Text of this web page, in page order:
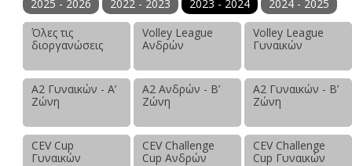
2025 - 2026 2022 - 2023 2023 - 2024
2024 - 2025
Όλες τις
διοργανώσεις
Volley League
Ανδρών
Volley League
Γυναικών
Α2 Γυναικών - Α’
Ζώνη
Α2 Ανδρών - Β’
Ζώνη
Α2 Γυναικών - Β’
Ζώνη
CEV Cup
Γυναικών
CEV Challenge
Cup Ανδρών
CEV Challenge
Cup Γυναικών